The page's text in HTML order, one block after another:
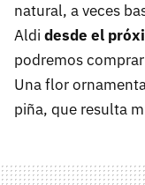
natural, a veces
Aldi desde el
podremos
Una flor
piña, que resulta